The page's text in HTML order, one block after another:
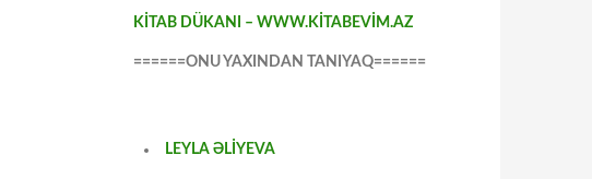
KİTAB DÜKANI – WWW.KİTABEVİM.AZ
======ONU YAXINDAN TANIYAQ======
LEYLA ƏLİYEVA